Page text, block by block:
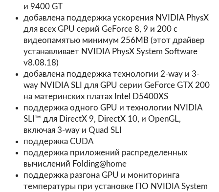
и 9400 GT
добавлена поддержка ускорения NVIDIA PhysX
для всех GPU серий GeForce 8, 9 и 200 с
видеопамятью минимум 256MB (этот драйвер
устанавливает NVIDIA PhysX System Software
v8.08.18)
добавлена поддержка технологии 2-way и 3-
way NVIDIA SLI для GPU серии GeForce GTX 200
на материнских платах Intel D5400XS
поддержка одного GPU и технологии NVIDIA
SLI™ для DirectX 9, DirectX 10, и OpenGL,
включая 3-way и Quad SLI
поддержка CUDA
поддержка приложений распределенных
вычислений Folding@home
поддержка разгона GPU и мониторинга
температуры при установке ПО NVIDIA System